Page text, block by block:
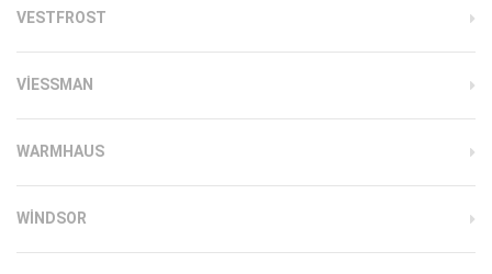
VESTFROST
VIESSMAN
WARMHAUS
WINDSOR